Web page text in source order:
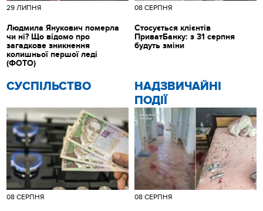
CУСПІЛЬСТВО
08 СЕРПНЯ
НАДЗВИЧАЙНІ
ПОДІЇ
08 СЕРПНЯ
29 ЛИПНЯ
Людмила Янукович померла
чи ні? Що відомо про
загадкове зникнення
колишньої першої леді
(ФОТО)
08 СЕРПНЯ
Стосується клієнтів
ПриватБанку: з 31 серпня
будуть зміни